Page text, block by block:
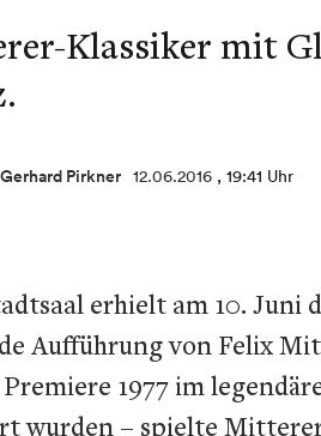
Klassiker mit
Gerhard Pirkner 12.06.2016 , 19:41 Uhr
erhielt am 10. Juni
Aufführung von Felix
1977 im
wurden – spielte